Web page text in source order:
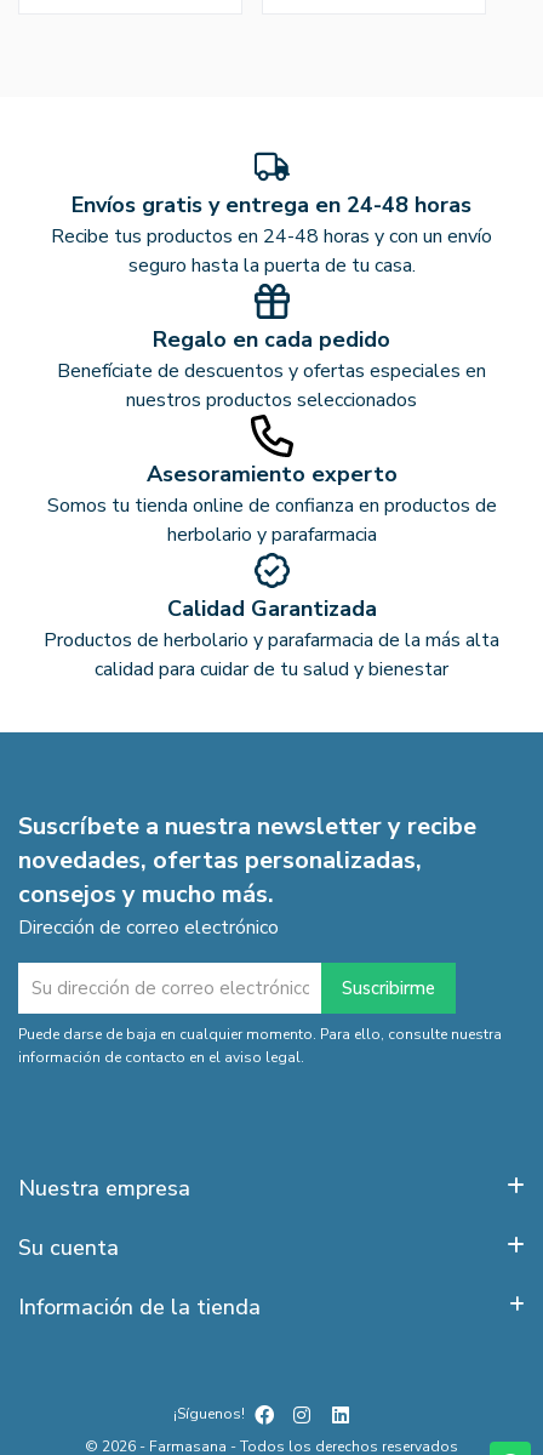
Envíos gratis y entrega en 24-48 horas
Recibe tus productos en 24-48 horas y con un envío
seguro hasta la puerta de tu casa.
Regalo en cada pedido
Benefíciate de descuentos y ofertas especiales en
nuestros productos seleccionados
Asesoramiento experto
Somos tu tienda online de confianza en productos de
herbolario y parafarmacia
Calidad Garantizada
Productos de herbolario y parafarmacia de la más alta
calidad para cuidar de tu salud y bienestar
Suscríbete a nuestra newsletter y recibe
novedades, ofertas personalizadas,
consejos y mucho más.
Dirección de correo electrónico
Puede darse de baja en cualquier momento. Para ello, consulte nuestra
información de contacto en el aviso legal.
Nuestra empresa
Su cuenta
Información de la tienda
© 2026 - Farmasana - Todos los derechos reservados
¡Síguenos!